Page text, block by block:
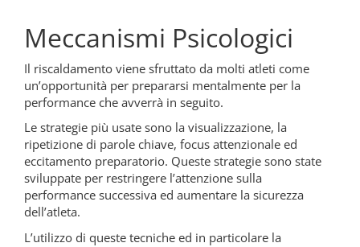
Meccanismi Psicologici
Il riscaldamento viene sfruttato da molti atleti come
un’opportunità per prepararsi mentalmente per la
performance che avverrà in seguito.
Le strategie più usate sono la visualizzazione, la
ripetizione di parole chiave, focus attenzionale ed
eccitamento preparatorio. Queste strategie sono state
sviluppate per restringere l’attenzione sulla
performance successiva ed aumentare la sicurezza
dell’atleta.
L’utilizzo di queste tecniche ed in particolare la